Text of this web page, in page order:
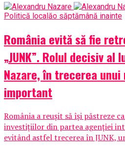
Politică localăo săptămână inainte
România evită să fie
„JUNK”. Rolul decisiv al
Nazare, în trecerea
important
România a reușit să își păstreze
investițiilor din partea agenției
evitând astfel trecerea în JUNK,